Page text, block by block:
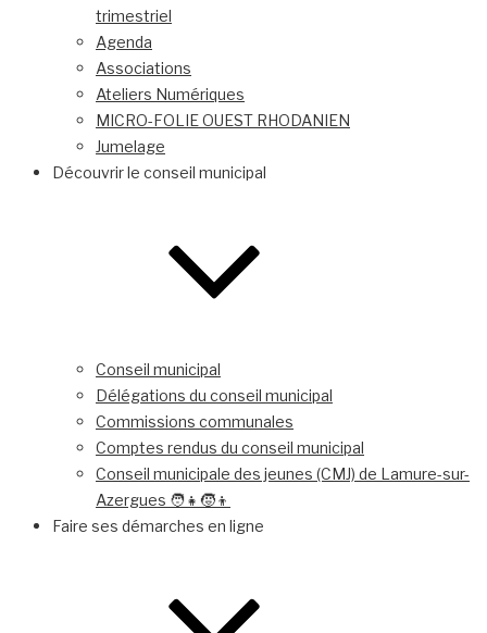
trimestriel
Agenda
Associations
Ateliers Numériques
MICRO-FOLIE OUEST RHODANIEN
Jumelage
Découvrir le conseil municipal
Conseil municipal
Délégations du conseil municipal
Commissions communales
Comptes rendus du conseil municipal
Conseil municipale des jeunes (CMJ) de Lamure-sur-
Azergues 🧑👧🧒👦
Faire ses démarches en ligne